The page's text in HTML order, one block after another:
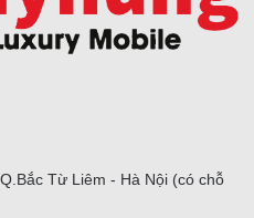
Từ Liêm - Hà Nội (có chỗ